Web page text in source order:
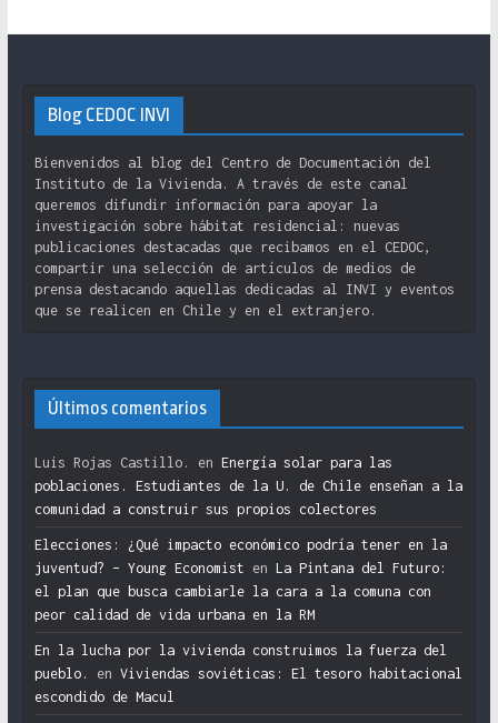
Blog CEDOC INVI
Bienvenidos al blog del Centro de Documentación del
Instituto de la Vivienda. A través de este canal
queremos difundir información para apoyar la
investigación sobre hábitat residencial: nuevas
publicaciones destacadas que recibamos en el CEDOC,
compartir una selección de artículos de medios de
prensa destacando aquellas dedicadas al INVI y eventos
que se realicen en Chile y en el extranjero.
Últimos comentarios
Luis Rojas Castillo. en Energía solar para las
poblaciones. Estudiantes de la U. de Chile enseñan a la
comunidad a construir sus propios colectores
Elecciones: ¿Qué impacto económico podría tener en la
juventud? – Young Economist en La Pintana del Futuro:
el plan que busca cambiarle la cara a la comuna con
peor calidad de vida urbana en la RM
En la lucha por la vivienda construimos la fuerza del
pueblo.
en Viviendas soviéticas: El tesoro habitacional
escondido de Macul